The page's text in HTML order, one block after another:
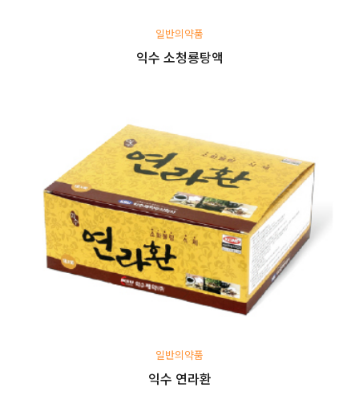
일반의약품
익수 소청룡탕액
일반의약품
익수 연라환